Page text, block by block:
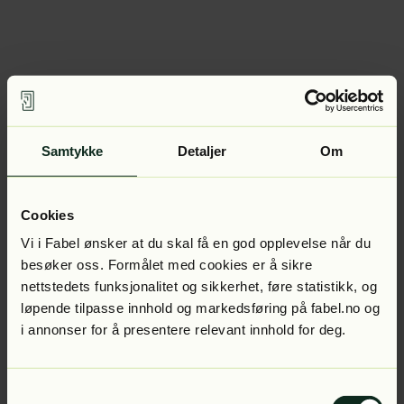
Samtykke Detaljer Om
Cookies
Vi i Fabel ønsker at du skal få en god opplevelse når du
besøker oss. Formålet med cookies er å sikre
nettstedets funksjonalitet og sikkerhet, føre statistikk, og
løpende tilpasse innhold og markedsføring på fabel.no og
i annonser for å presentere relevant innhold for deg.